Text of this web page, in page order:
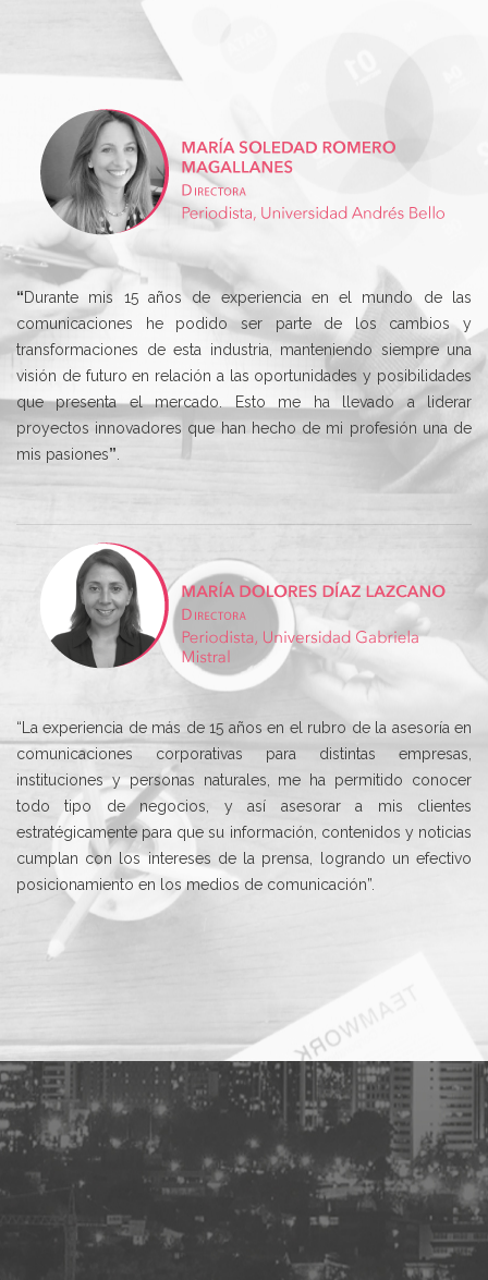
“Durante mis 15 años de experiencia en el mundo de las
comunicaciones he podido ser parte de los cambios y
transformaciones de esta industria, manteniendo siempre una
visión de futuro en relación a las oportunidades y posibilidades
que presenta el mercado. Esto me ha llevado a liderar
proyectos innovadores que han hecho de mi profesión una de
mis pasiones”.
“La experiencia de más de 15 años en el rubro de la asesoría en
comunicaciones corporativas para distintas empresas,
instituciones y personas naturales, me ha permitido conocer
todo tipo de negocios, y así asesorar a mis clientes
estratégicamente para que su información, contenidos y noticias
cumplan con los intereses de la prensa, logrando un efectivo
posicionamiento en los medios de comunicación”.